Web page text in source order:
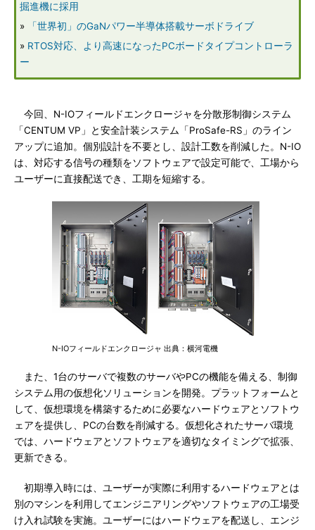
掘進機に採用
»
「世界初」のGaNパワー半導体搭載サーボドライブ
» RTOS対応、より高速になったPCボードタイプコントローラ
ー
今回、N-IOフィールドエンクロージャを分散形制御システム
「CENTUM VP」と安全計装システム「ProSafe-RS」のライン
アップに追加。個別設計を不要とし、設計工数を削減した。N-IO
は、対応する信号の種類をソフトウェアで設定可能で、工場から
ユーザーに直接配送でき、工期を短縮する。
N-IOフィールドエンクロージャ 出典：横河電機
また、1台のサーバで複数のサーバやPCの機能を備える、制御
システム用の仮想化ソリューションを開発。プラットフォームと
して、仮想環境を構築するために必要なハードウェアとソフトウ
ェアを提供し、PCの台数を削減する。仮想化されたサーバ環境
では、ハードウェアとソフトウェアを適切なタイミングで拡張、
更新できる。
初期導入時には、ユーザーが実際に利用するハードウェアとは
別のマシンを利用してエンジニアリングやソフトウェアの工場受
け入れ試験を実施。ユーザーにはハードウェアを配送し、エンジ